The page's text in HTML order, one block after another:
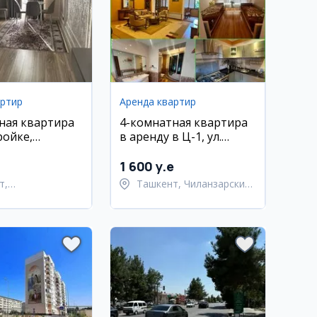
квартира
Аренда квартир
4-комнатная квартира
в аренду в Ц-1, ул.
1 600 y.e
Ташкент, Чиланзарский